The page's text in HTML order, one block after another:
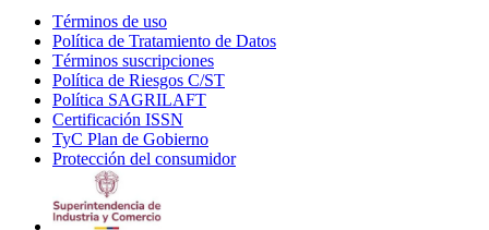
Términos de uso
in
new
window
Política de Tratamiento de Datos
Términos suscripciones
in
Política de Riesgos C/ST
Política SAGRILAFT
new
window
Certificación ISSN
in
new
TyC Plan de Gobierno
in
Protección del consumidorOpens